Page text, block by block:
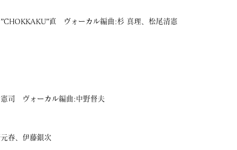
直 ヴォーカル編曲:杉 真理、松尾清憲
司 ヴォーカル編曲:中野督夫
春、伊藤銀次